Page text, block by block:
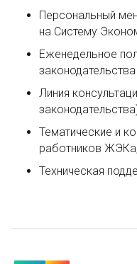
Персональный
на Систему
Еженедельное
законодательства
Линия
Тематические и
работников
Техническая